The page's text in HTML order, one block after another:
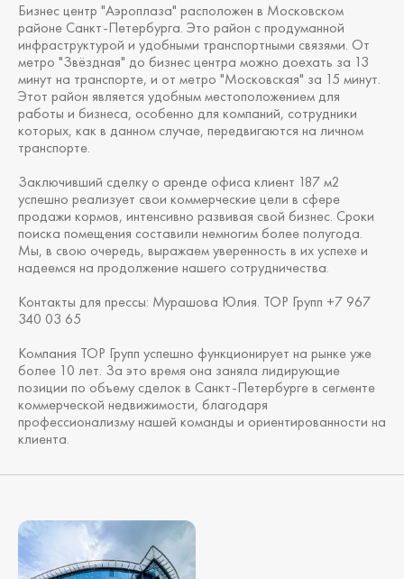
Бизнес центр "Аэроплаза" расположен в Московском
районе Санкт-Петербурга. Это район с продуманной
инфраструктурой и удобными транспортными связями. От
метро "Звёздная" до бизнес центра можно доехать за 13
минут на транспорте, и от метро "Московская" за 15 минут.
Этот район является удобным местоположением для
работы и бизнеса, особенно для компаний, сотрудники
которых, как в данном случае, передвигаются на личном
транспорте.
Заключивший сделку о аренде офиса клиент 187 м2
успешно реализует свои коммерческие цели в сфере
продажи кормов, интенсивно развивая свой бизнес. Сроки
поиска помещения составили немногим более полугода.
Мы, в свою очередь, выражаем уверенность в их успехе и
надеемся на продолжение нашего сотрудничества.
Контакты для прессы: Мурашова Юлия. ТОР Групп +7 967
340 03 65
Компания ТОР Групп успешно функционирует на рынке уже
более 10 лет. За это время она заняла лидирующие
позиции по объему сделок в Санкт-Петербурге в сегменте
коммерческой недвижимости, благодаря
профессионализму нашей команды и ориентированности на
клиента.